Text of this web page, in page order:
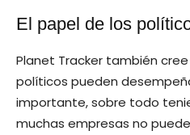
El papel de los
Planet Tracker también
políticos pueden
importante, sobre todo
muchas empresas no